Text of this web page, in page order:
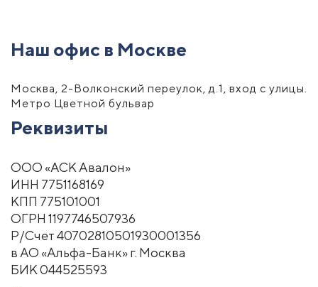
Наш офис в Москве
Москва, 2-Волконский переулок, д.1, вход с улицы.
Метро Цветной бульвар
Реквизиты
ООО «АСК Авалон»
ИНН 7751168169
КПП 775101001
ОГРН 1197746507936
Р/Счет 40702810501930001356
в АО «Альфа-Банк» г. Москва
БИК 044525593